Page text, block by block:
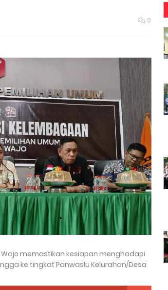
0
memastikan kesiapan menghadapi
ke tingkat Panwaslu Kelurahan/Desa